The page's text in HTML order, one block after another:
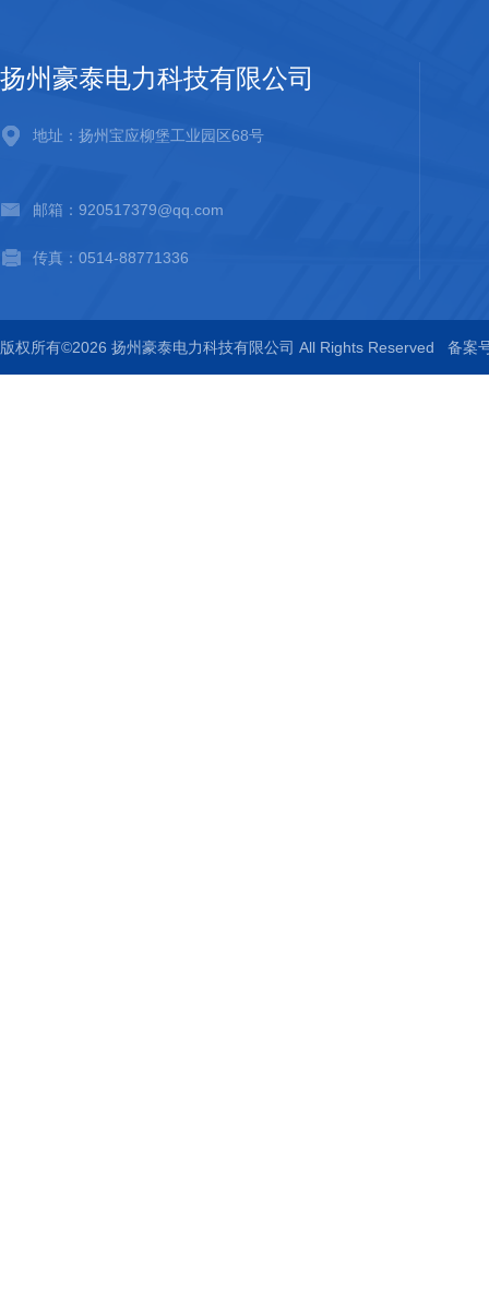
扬州豪泰电力科技有限公司
地址：扬州宝应柳堡工业园区68号
邮箱：920517379@qq.com
传真：0514-88771336
版权所有©2026 扬州豪泰电力科技有限公司 All Rights Reserved 备案